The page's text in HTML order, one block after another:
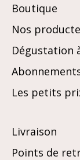
Boutique
Nos
Dégustation
Les petits
Livraison
Points de